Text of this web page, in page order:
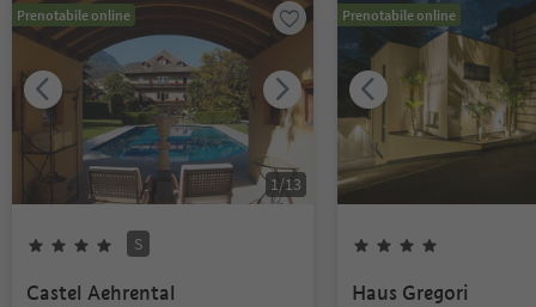
Prenotabile online
1/13
S
Castel Aehrental
Prenotabile online
Haus Gregori